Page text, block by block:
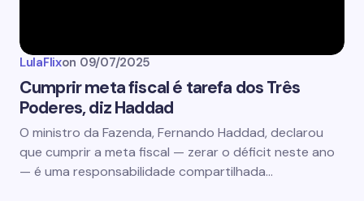
LulaFlixon 09/07/2025
Cumprir meta fiscal é tarefa dos Três
Poderes, diz Haddad
O ministro da Fazenda, Fernando Haddad, declarou
que cumprir a meta fiscal — zerar o déficit neste ano
— é uma responsabilidade compartilhada…